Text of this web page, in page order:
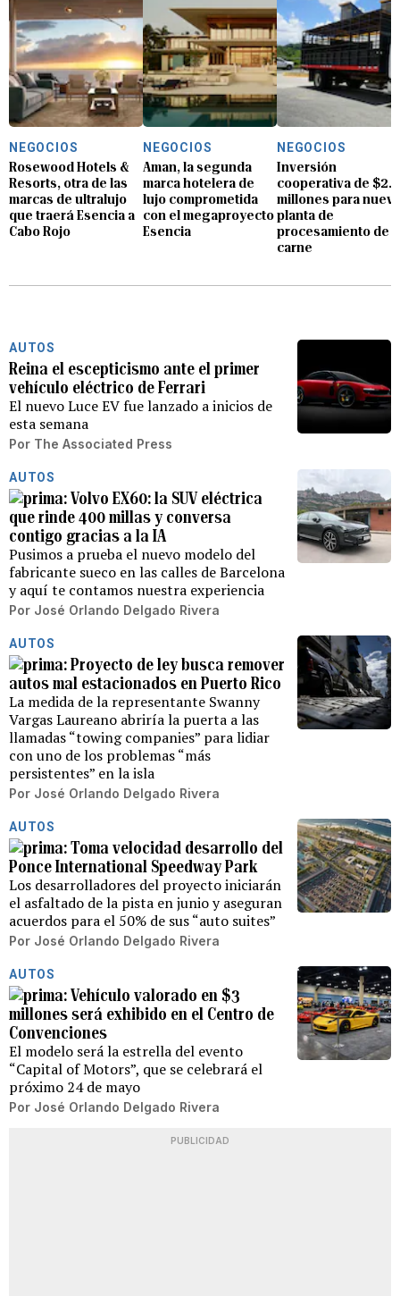
NEGOCIOS
Rosewood Hotels &
Resorts, otra de las
marcas de ultralujo
que traerá Esencia a
Cabo Rojo
NEGOCIOS
Aman, la segunda
marca hotelera de
lujo comprometida
con el megaproyecto
Esencia
NEGOCIOS
Inversión
cooperativa de $2.8
millones para nueva
planta de
procesamiento de
carne
AUTOS
Reina el escepticismo ante el primer
vehículo eléctrico de Ferrari
El nuevo Luce EV fue lanzado a inicios de
esta semana
Por The Associated Press
AUTOS
Volvo EX60: la SUV eléctrica
que rinde 400 millas y conversa
contigo gracias a la IA
Pusimos a prueba el nuevo modelo del
fabricante sueco en las calles de Barcelona
y aquí te contamos nuestra experiencia
Por José Orlando Delgado Rivera
AUTOS
Proyecto de ley busca remover
autos mal estacionados en Puerto Rico
La medida de la representante Swanny
Vargas Laureano abriría la puerta a las
llamadas “towing companies” para lidiar
con uno de los problemas “más
persistentes” en la isla
Por José Orlando Delgado Rivera
AUTOS
Toma velocidad desarrollo del
Ponce International Speedway Park
Los desarrolladores del proyecto iniciarán
el asfaltado de la pista en junio y aseguran
acuerdos para el 50% de sus “auto suites”
Por José Orlando Delgado Rivera
AUTOS
Vehículo valorado en $3
millones será exhibido en el Centro de
Convenciones
El modelo será la estrella del evento
“Capital of Motors”, que se celebrará el
próximo 24 de mayo
Por José Orlando Delgado Rivera
PUBLICIDAD